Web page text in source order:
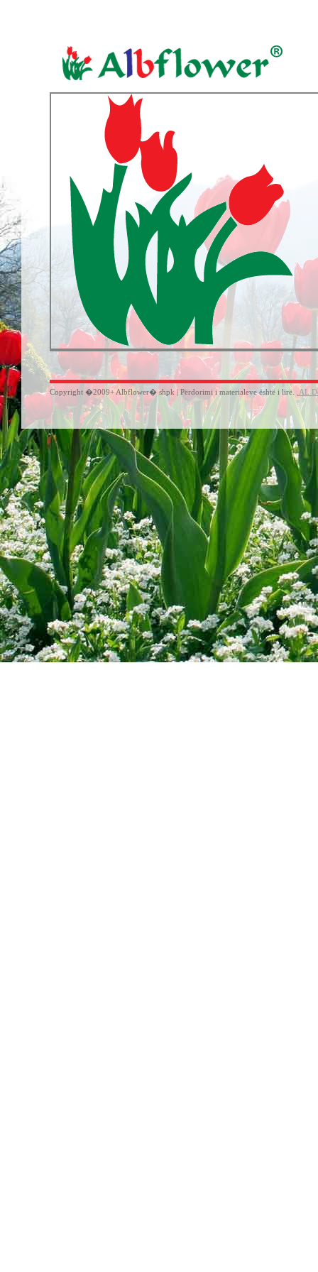
Copyright �2009+ Albflower� shpk | Përdorimi i materialeve është i lirë. .AL